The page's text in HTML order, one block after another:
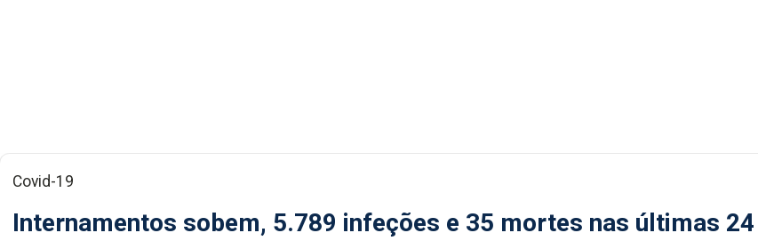
Covid-19
Internamentos sobem, 5.789 infeções e 35 mortes nas últimas 24